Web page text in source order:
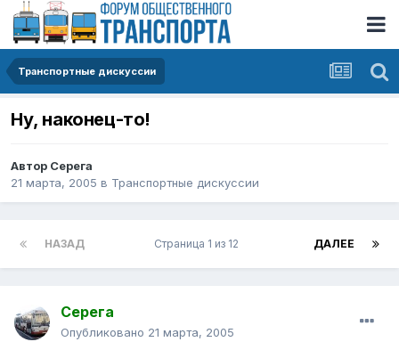
Транспортные дискуссии
Ну, наконец-то!
Автор Серега
21 марта, 2005 в Транспортные дискуссии
НАЗАД ДАЛЕЕ
Страница 1 из 12
Серега
Опубликовано 21 марта, 2005